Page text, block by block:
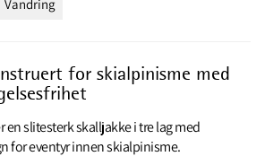
for skialpinisme med
en slitesterk skalljakke i tre lag med
for eventyr innen skialpinisme.
Vandring